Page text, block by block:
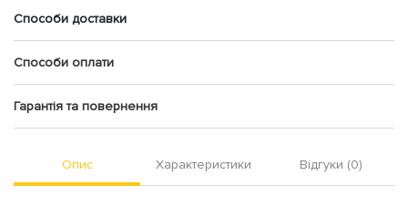
Способи доставки
Способи оплати
Гарантія та повернення
Опис Характеристики Відгуки (0)